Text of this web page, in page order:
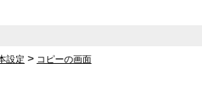
設定 > コピーの画面